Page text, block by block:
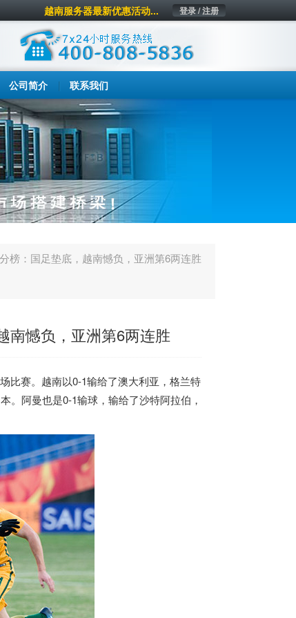
登录 / 注册
越南服务器最新优惠活动...
公司简介 联系我们
榜：国足垫底，越南憾负，亚洲第6两连胜
南憾负，亚洲第6两连胜
比赛。 越南以0-1输给了澳大利亚，格兰特
。阿曼也是0-1输球，输给了沙特阿拉伯，